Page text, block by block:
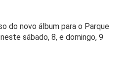
do novo álbum para o Parque
sábado, 8, e domingo, 9